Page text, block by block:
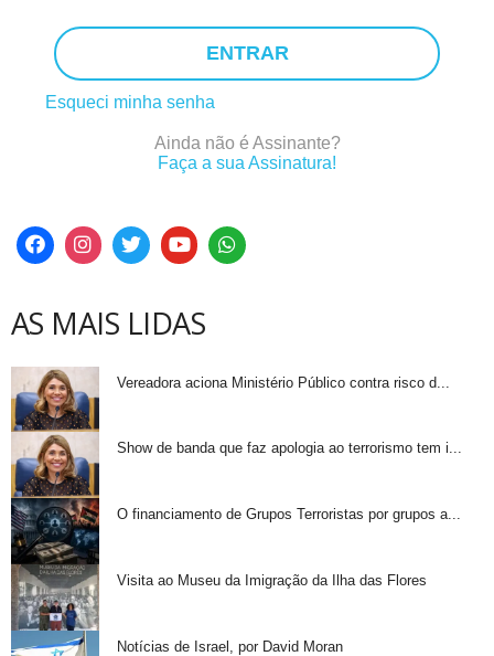
ENTRAR
Esqueci minha senha
Ainda não é Assinante?
Faça a sua Assinatura!
AS MAIS LIDAS
Vereadora aciona Ministério Público contra risco d...
Show de banda que faz apologia ao terrorismo tem i...
O financiamento de Grupos Terroristas por grupos a...
Visita ao Museu da Imigração da Ilha das Flores
Notícias de Israel, por David Moran